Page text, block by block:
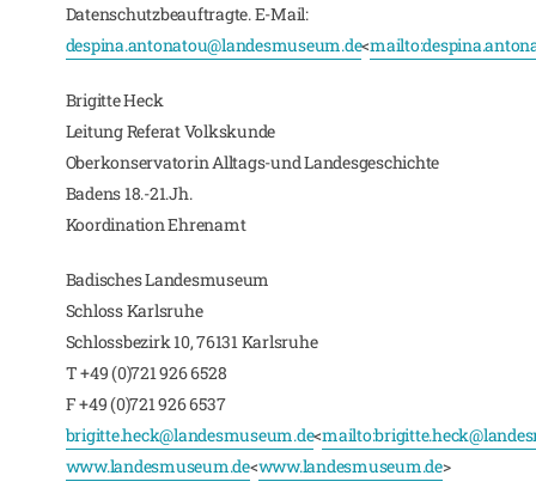
Datenschutzbeauftragte. E-Mail:
despina.antonatou@landesmuseum.de<mailto:
Brigitte Heck
Leitung Referat Volkskunde
Oberkonservatorin Alltags-und Landesgeschichte
Badens 18.-21.Jh.
Koordination Ehrenamt
Badisches Landesmuseum
Schloss Karlsruhe
Schlossbezirk 10, 76131 Karlsruhe
T +49 (0)721 926 6528
F +49 (0)721 926 6537
brigitte.heck@landesmuseum.de<mailto:
www.landesmuseum.de<www.landesmuseum.de>